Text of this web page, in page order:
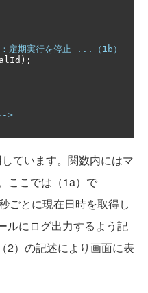
定期実行を停止 ...（1b）
);
>
ています。関数内にはマ
ここでは（1a）で
ごとに現在日時を取得し
ルにログ出力するよう記
2）の記述により画面に表